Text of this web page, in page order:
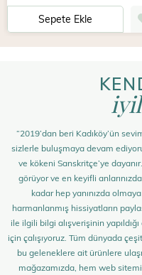
Sepete Ekle
“2019’dan beri Kadıköy’ün
sizlerle buluşmaya devam
ve kökeni Sanskritçe’ye
görüyor ve en keyifli
kadar hep yanınızda
harmanlanmış hissiyatların
ile ilgili bilgi alışverişinin
için çalışıyoruz. Tüm dünyada
bu geleneklere ait ürünlere
mağazamızda, hem web